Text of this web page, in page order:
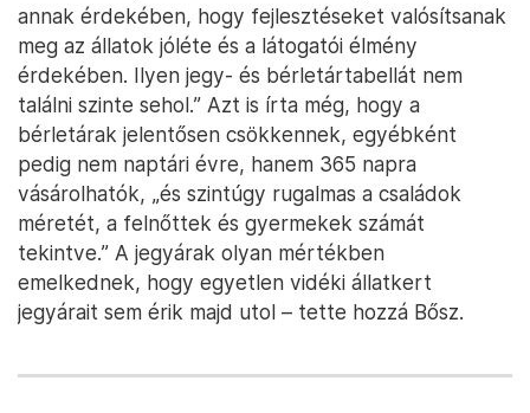
annak érdekében, hogy fejlesztéseket valósítsanak
meg az állatok jóléte és a látogatói élmény
érdekében. Ilyen jegy- és bérletártabellát nem
találni szinte sehol.” Azt is írta még, hogy a
bérletárak jelentősen csökkennek, egyébként
pedig nem naptári évre, hanem 365 napra
vásárolhatók, „és szintúgy rugalmas a családok
méretét, a felnőttek és gyermekek számát
tekintve.” A jegyárak olyan mértékben
emelkednek, hogy egyetlen vidéki állatkert
jegyárait sem érik majd utol – tette hozzá Bősz.